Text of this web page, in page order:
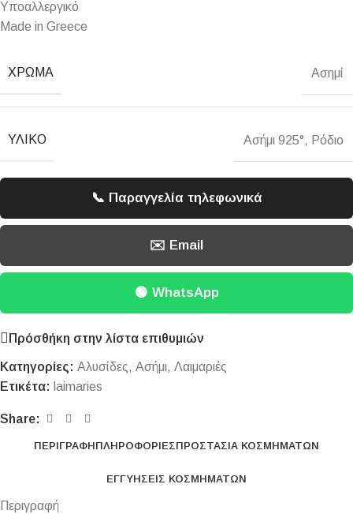
Υποαλλεργικό
Made in Greece
ΧΡΏΜΑ Ασημί
ΥΛΙΚΌ Ασήμι 925°, Ρόδιο
📞 Παραγγελία τηλεφωνικά
✉️ Email
🟢 WhatsApp
Πρόσθήκη στην λίστα επιθυμιών
Κατηγορίες: Αλυσίδες, Ασήμι, Λαιμαριές
Ετικέτα: laimaries
Share:
ΠΕΡΙΓΡΑΦΉΠΛΗΡΟΦΟΡΊΕΣΠΡΟΣΤΑΣΊΑ ΚΟΣΜΗΜΆΤΩΝ
ΕΓΓΥΉΣΕΙΣ ΚΟΣΜΗΜΆΤΩΝ
Περιγραφή